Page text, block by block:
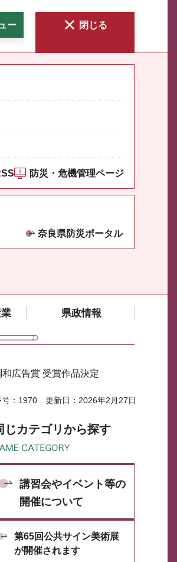
ー 閉じる
防災・危機管理ページ
奈良県防災ポータル
県政情報
広告賞 受賞作品決定
：1970 更新日：2026年2月27日
じカテゴリから探す
講習会やイベント等の
開催について
第65回公共サイン美術展
が開催されます